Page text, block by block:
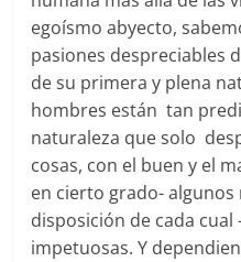
egoísmo abyecto,
pasiones despreciables
de su primera y plena
hombres están tan
naturaleza que solo
cosas, con el buen y el
en cierto grado-
disposición de cada cual
impetuosas. Y